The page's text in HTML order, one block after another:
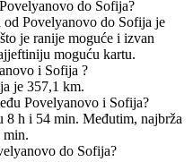
do Sofija?
Povelyanovo do Sofija je
je ranije moguće i izvan
moguću kartu.
i Sofija ?
je 357,1 km.
Povelyanovo i Sofija?
8 h i 54 min. Međutim, najbrža
min.
do Sofija?